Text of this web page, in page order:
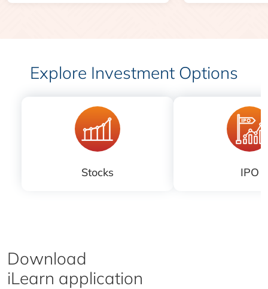
Explore Investment Options
Stocks IPO
Download
iLearn application